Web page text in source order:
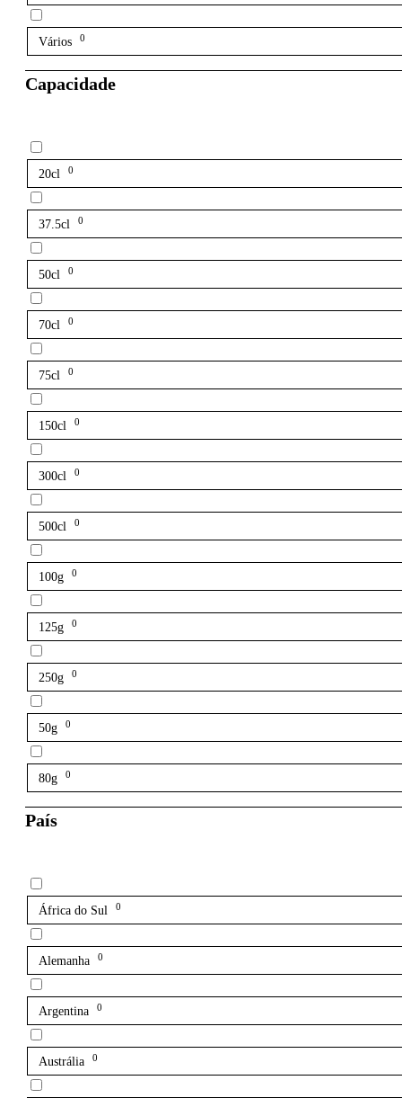
Vários 0
Capacidade
20cl 0
37.5cl 0
50cl 0
70cl 0
75cl 0
150cl 0
300cl 0
500cl 0
100g 0
125g 0
250g 0
50g 0
80g 0
País
África do Sul 0
Alemanha 0
Argentina 0
Austrália 0